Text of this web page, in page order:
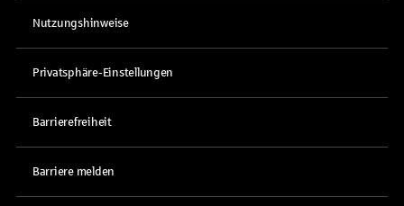
Nutzungshinweise
Privatsphäre-Einstellungen
Barrierefreiheit
Barriere melden